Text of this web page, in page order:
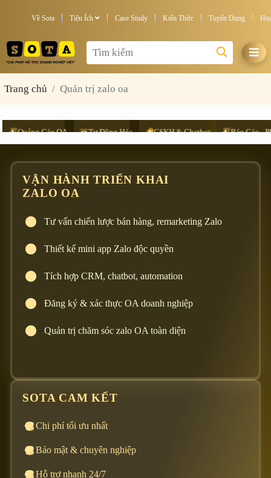
Về Sota Tiện Ích Case Study Kiến Thức Tuyển Dụng
Trang chủ Quản trị zalo oa
Cáo OA Tự Động Hóa CSKH & Chatbot Báo Cáo - Phân
VẬN HÀNH TRIỂN KHAI
ZALO OA
Tư vấn chiến lược bán hàng, remarketing Zalo
Thiết kế mini app Zalo độc quyền
Tích hợp CRM, chatbot, automation
Đăng ký & xác thực OA doanh nghiệp
Quản trị chăm sóc zalo OA toàn diện
SOTA CAM KẾT
Chi phí tối ưu nhất
Bảo mật & chuyên nghiệp
Hỗ trợ nhanh 24/7